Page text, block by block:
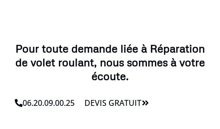
Pour toute demande liée à Réparation
de volet roulant, nous sommes à votre
écoute.
06.20.09.00.25 DEVIS GRATUIT